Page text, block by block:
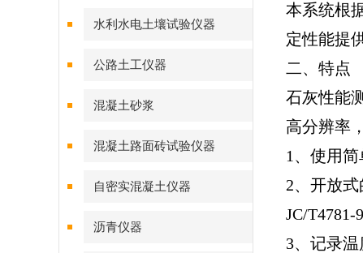
水利水电土壤试验仪器
公路土工仪器
混凝土砂浆
混凝土路面砖试验仪器
自密实混凝土仪器
沥青仪器
本系统根
定性能提
二、特点
石灰性能
高分辨率
1 、使用
2、开放
JC/T4781-
3、记录温